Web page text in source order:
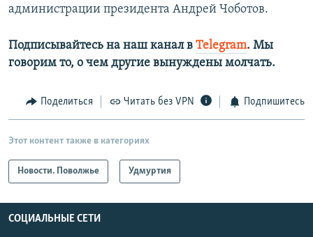
администрации президента Андрей Чоботов.
Подписывайтесь на наш канал в Telegram. Мы
говорим то, о чем другие вынуждены молчать.
Поделиться Читать без VPN Подпишитесь
Этот контент также в категориях
Новости. Поволжье Удмуртия
СОЦИАЛЬНЫЕ СЕТИ